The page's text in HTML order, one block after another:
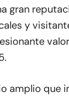
gran
y
amplio que